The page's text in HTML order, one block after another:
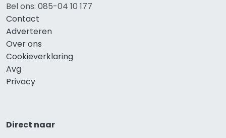
Bel ons: 085-04 10 177
Contact
Adverteren
Over ons
Cookieverklaring
Avg
Privacy
Direct naar